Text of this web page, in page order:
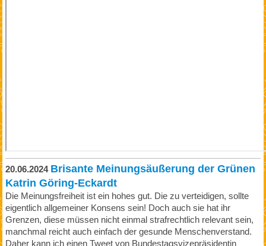
20.06.2024 Brisante Meinungsäußerung der Grünen
Katrin Göring-Eckardt
Die Meinungsfreiheit ist ein hohes gut. Die zu verteidigen, sollte
eigentlich allgemeiner Konsens sein! Doch auch sie hat ihr
Grenzen, diese müssen nicht einmal strafrechtlich relevant sein,
manchmal reicht auch einfach der gesunde Menschenverstand.
Daher kann ich einen Tweet von Bundestagsvizepräsidentin